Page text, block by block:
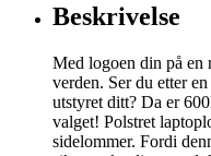
Beskrivelse
Med logoen din på en
verden. Ser du etter
utstyret ditt? Da er
valget! Polstret
sidelommer. Fordi